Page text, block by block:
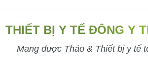
THIẾT BỊ Y TẾ ĐÔNG Y
Mang dược Thảo & Thiết bị y tế